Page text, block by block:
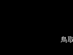
鳥